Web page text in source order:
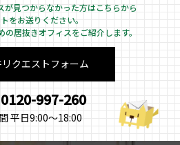
が見つからなかった方はこちらから
をお送りください。
居抜きオフィスをご紹介します。
クエストフォーム
997-260
平日9:00～18:00